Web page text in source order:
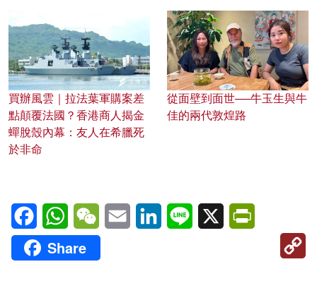
買辦風雲｜拉法葉軍購案差
點顛覆法國？香港商人揭金
蟬脫殼內幕：友人在希臘死
於非命
從面壁到面世──牛玉生與牛
佳的兩代敦煌路
FacebookWhatsAppWeChatEmail LinkedInLine X
Share